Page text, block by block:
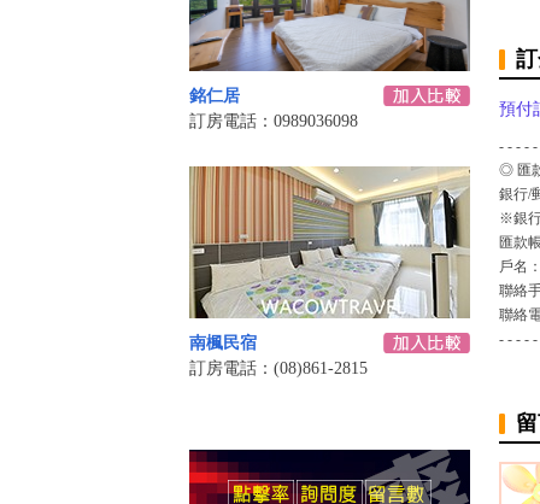
銘仁居
訂房電話：0989036098
南楓民宿
訂房電話：(08)861-2815
預付
- - - -
◎ 匯
銀行/
※銀
匯款
戶名
聯絡
聯絡
- - - -